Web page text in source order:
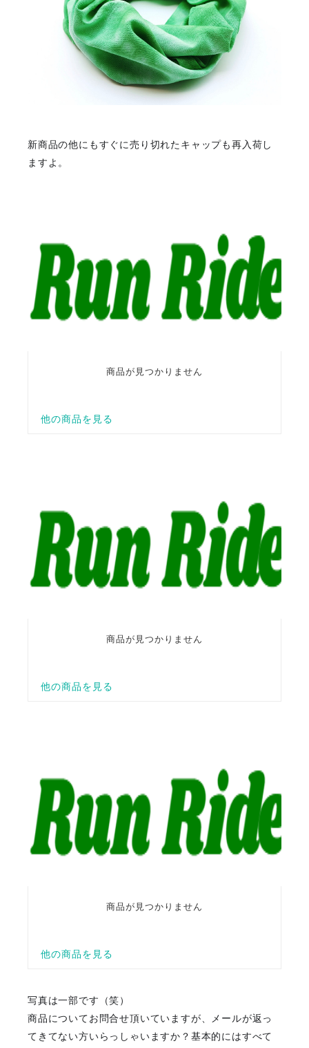
新商品の他にもすぐに売り切れたキャップも再入荷し
ますよ。
写真は一部です（笑）
商品についてお問合せ頂いていますが、メールが返っ
てきてない方いらっしゃいますか？基本的にはすべて